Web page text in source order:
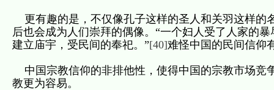
更有趣的是，不仅像孔子这样的圣人和关羽这样的
后也会成为人们崇拜的偶像。“一个妇人受了人家的
建立庙宇，受民间的奉祀。”[40]难怪中国的民间信仰
中国宗教信仰的非排他性，使得中国的宗教市场竞
教更为容易。